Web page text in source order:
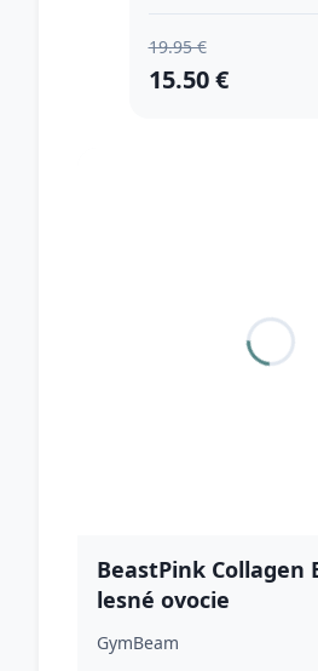
19.95 €
15.50 €
BeastPink Collagen
lesné ovocie
GymBeam